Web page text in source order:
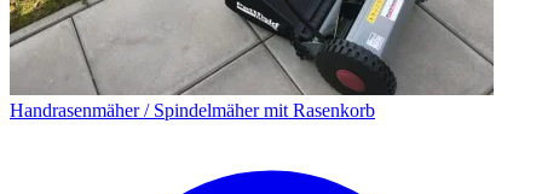
Handrasenmäher / Spindelmäher mit Rasenkorb